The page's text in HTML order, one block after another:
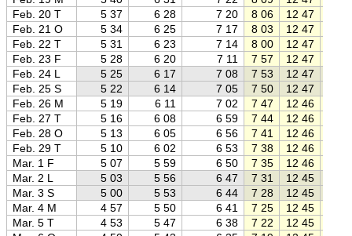
Feb. 20 T
5 37 6 28 7 20 8 06 12 47
Feb. 21 O
5 34 6 25 7 17 8 03 12 47
Feb. 22 T
5 31 6 23 7 14 8 00 12 47
Feb. 23 F
5 28 6 20 7 11 7 57 12 47
Feb. 24 L
5 25 6 17 7 08 7 53 12 47
Feb. 25 S
5 22 6 14 7 05 7 50 12 47
Feb. 26 M
5 19 6 11 7 02 7 47 12 46
Feb. 27 T
5 16 6 08 6 59 7 44 12 46
Feb. 28 O
5 13 6 05 6 56 7 41 12 46
Feb. 29 T
5 10 6 02 6 53 7 38 12 46
Mar. 1 F
5 07 5 59 6 50 7 35 12 46
Mar. 2 L
5 03 5 56 6 47 7 31 12 45
Mar. 3 S
5 00 5 53 6 44 7 28 12 45
Mar. 4 M
4 57 5 50 6 41 7 25 12 45
Mar. 5 T
4 53 5 47 6 38 7 22 12 45